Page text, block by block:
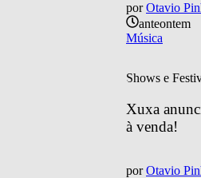
por Otavio
anteontem
Música
Shows e
Xuxa
à venda!
por Otavio